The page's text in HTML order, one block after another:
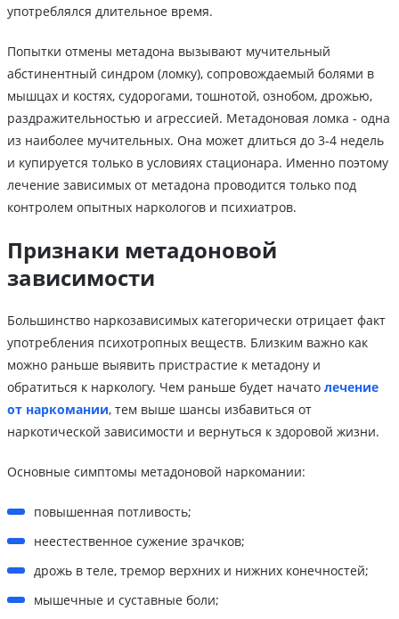
употреблялся длительное время.
Попытки отмены метадона вызывают мучительный
абстинентный синдром (ломку), сопровождаемый болями в
мышцах и костях, судорогами, тошнотой, ознобом, дрожью,
раздражительностью и агрессией. Метадоновая ломка - одна
из наиболее мучительных. Она может длиться до 3-4 недель
и купируется только в условиях стационара. Именно поэтому
лечение зависимых от метадона проводится только под
контролем опытных наркологов и психиатров.
Признаки метадоновой
зависимости
Большинство наркозависимых категорически отрицает факт
употребления психотропных веществ. Близким важно как
можно раньше выявить пристрастие к метадону и
обратиться к наркологу. Чем раньше будет начато лечение
от наркомании, тем выше шансы избавиться от
наркотической зависимости и вернуться к здоровой жизни.
Основные симптомы метадоновой наркомании:
повышенная потливость;
неестественное сужение зрачков;
дрожь в теле, тремор верхних и нижних конечностей;
мышечные и суставные боли;